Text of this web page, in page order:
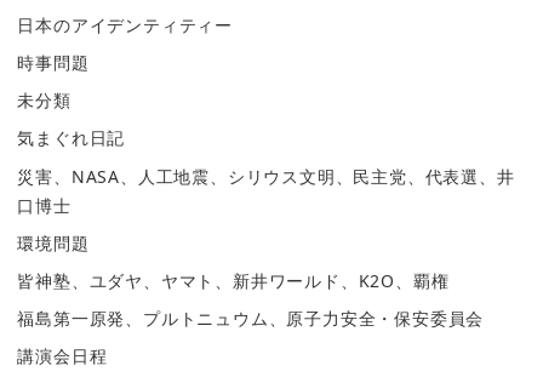
日本のアイデンティティー
時事問題
未分類
気まぐれ日記
災害、NASA、人工地震、シリウス文明、民主党、代表選、井
口博士
環境問題
皆神塾、ユダヤ、ヤマト、新井ワールド、K2O、覇権
福島第一原発、プルトニュウム、原子力安全・保安委員会
講演会日程